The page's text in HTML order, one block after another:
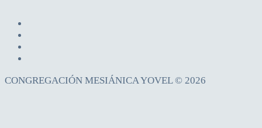
CONGREGACIÓN MESIÁNICA YOVEL © 2026